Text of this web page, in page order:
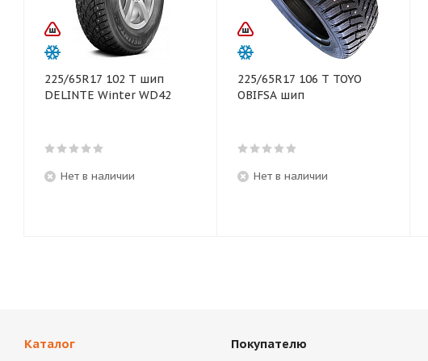
225/65R17 102 T шип
DELINTE Winter WD42
Нет в наличии
225/65R17 106 T TOYO
OBIFSA шип
Нет в наличии
Каталог Покупателю